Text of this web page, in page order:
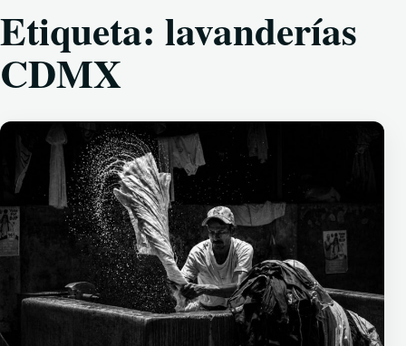
Etiqueta: lavanderías
CDMX